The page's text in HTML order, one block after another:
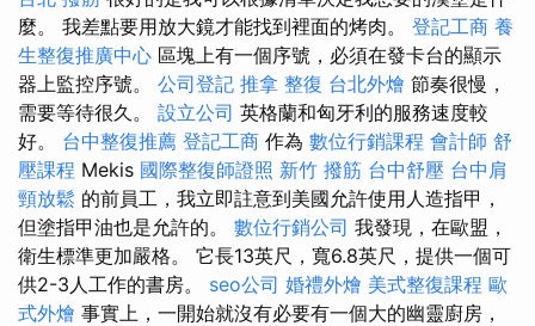
麼。 我差點要用放大鏡才能找到裡面的烤肉。 登記工商 養
生整復推廣中心 區塊上有一個序號，必須在發卡台的顯示
器上監控序號。 公司登記 推拿 整復 台北外燴 節奏很慢，
需要等待很久。 設立公司 英格蘭和匈牙利的服務速度較
好。 台中整復推薦 登記工商 作為 數位行銷課程 會計師 舒
壓課程 Mekis 國際整復師證照 新竹 撥筋 台中舒壓 台中肩
頸放鬆 的前員工，我立即註意到美國允許使用人造指甲，
但塗指甲油也是允許的。 數位行銷公司 我發現，在歐盟，
衛生標準更加嚴格。 它長13英尺，寬6.8英尺，提供一個可
供2-3人工作的書房。 seo公司 婚禮外燴 美式整復課程 歐
式外燴 事實上，一開始就沒有必要有一個大的幽靈廚房，